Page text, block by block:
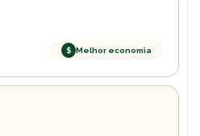
$ Melhor economia